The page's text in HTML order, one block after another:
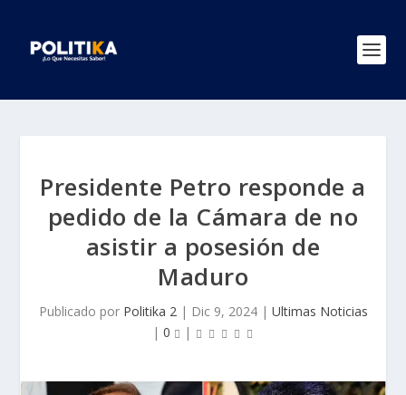
Presidente Petro responde a
pedido de la Cámara de no
asistir a posesión de
Maduro
Publicado por Politika 2| Dic 9, 2024| Ultimas Noticias
| 0 |